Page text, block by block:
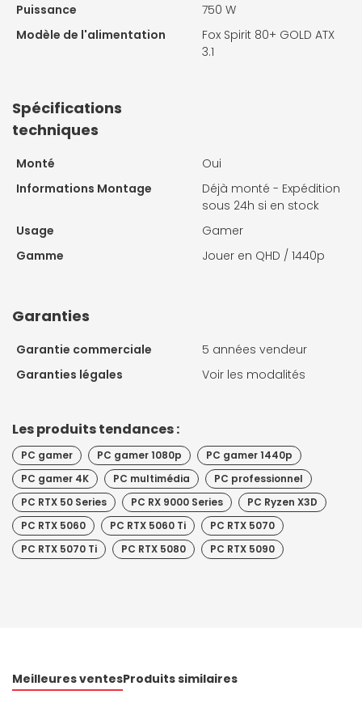
Puissance
750 W
Modèle de l'alimentation
Fox Spirit 80+ GOLD ATX
3.1
Spécifications
techniques
Monté
Oui
Informations Montage
Déjà monté - Expédition
sous 24h si en stock
Usage
Gamer
Gamme
Jouer en QHD / 1440p
Garanties
Garantie commerciale
5 années vendeur
Garanties légales
Voir les modalités
Les produits tendances :
PC gamer PC gamer 1080p
PC gamer 1440p
PC gamer 4K
PC multimédia
PC professionnel
PC RTX 50 Series
PC RX 9000 Series
PC Ryzen X3D
PC RTX 5060
PC RTX 5060 Ti
PC RTX 5070
PC RTX 5070 Ti
PC RTX 5080 PC RTX 5090
Meilleures ventesProduits similaires